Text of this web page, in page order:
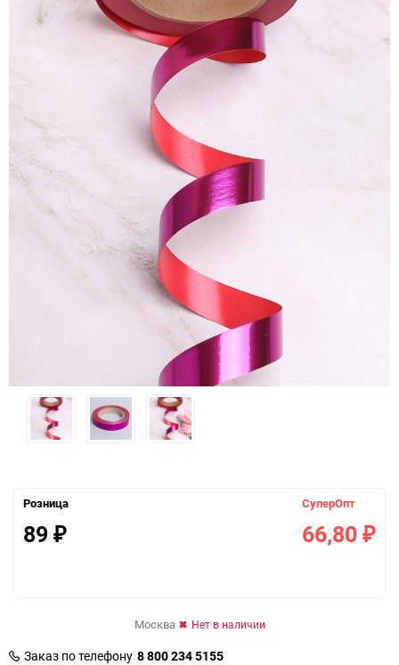
Розница
89 ₽
СуперОпт
66,80 ₽
Москва Нет в наличии
Заказ по телефону 8 800 234 5155